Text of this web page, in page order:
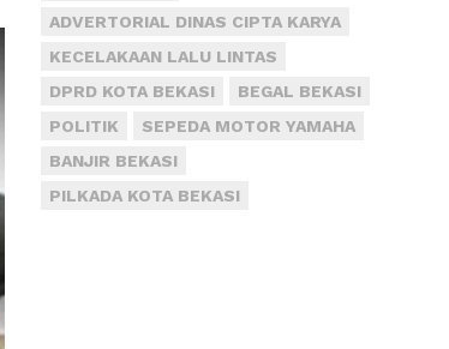
ADVERTORIAL DINAS CIPTA KARYA
KECELAKAAN LALU LINTAS
DPRD KOTA BEKASI
BEGAL BEKASI
POLITIK
SEPEDA MOTOR YAMAHA
BANJIR BEKASI
PILKADA KOTA BEKASI